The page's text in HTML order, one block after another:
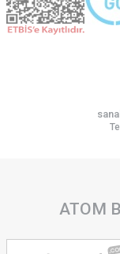
ATOM